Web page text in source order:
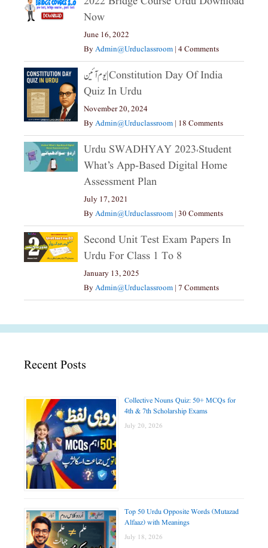
Now
June 16, 2022
ByAdmin@urduclassroom | 4 Comments
یوم آئین|constitution Day Of India
Quiz In Urdu
November 20, 2024
ByAdmin@urduclassroom | 18 Comments
Urdu SWADHYAY 2023،Student
What’s App-Based Digital Home
Assessment Plan
July 17, 2021
ByAdmin@urduclassroom | 30 Comments
Second Unit Test Exam Papers In
Urdu For Class 1 To 8
January 13, 2025
ByAdmin@urduclassroom | 7 Comments
Recent Posts
Collective Nouns Quiz: 50+ MCQs for
4th & 7th Scholarship Exams
July 20, 2026
Top 50 Urdu Opposite Words (Mutazad
Alfaaz) with Meanings
July 18, 2026